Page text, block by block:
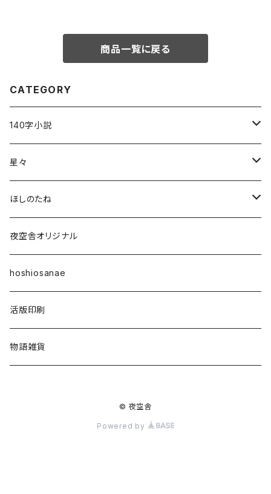
商品一覧に戻る
CATEGORY
140字小説
140字小説セレクション〈言葉のふね〉
そのほか
星々
雑誌「星々」
星々の本棚
その他
ほしのたね
雑誌「ほしのたね」
ほしのたねライブラリ
夜空舎オリジナル
hoshiosanae
活版印刷
物語雑貨
© 夜空舎
Powered by